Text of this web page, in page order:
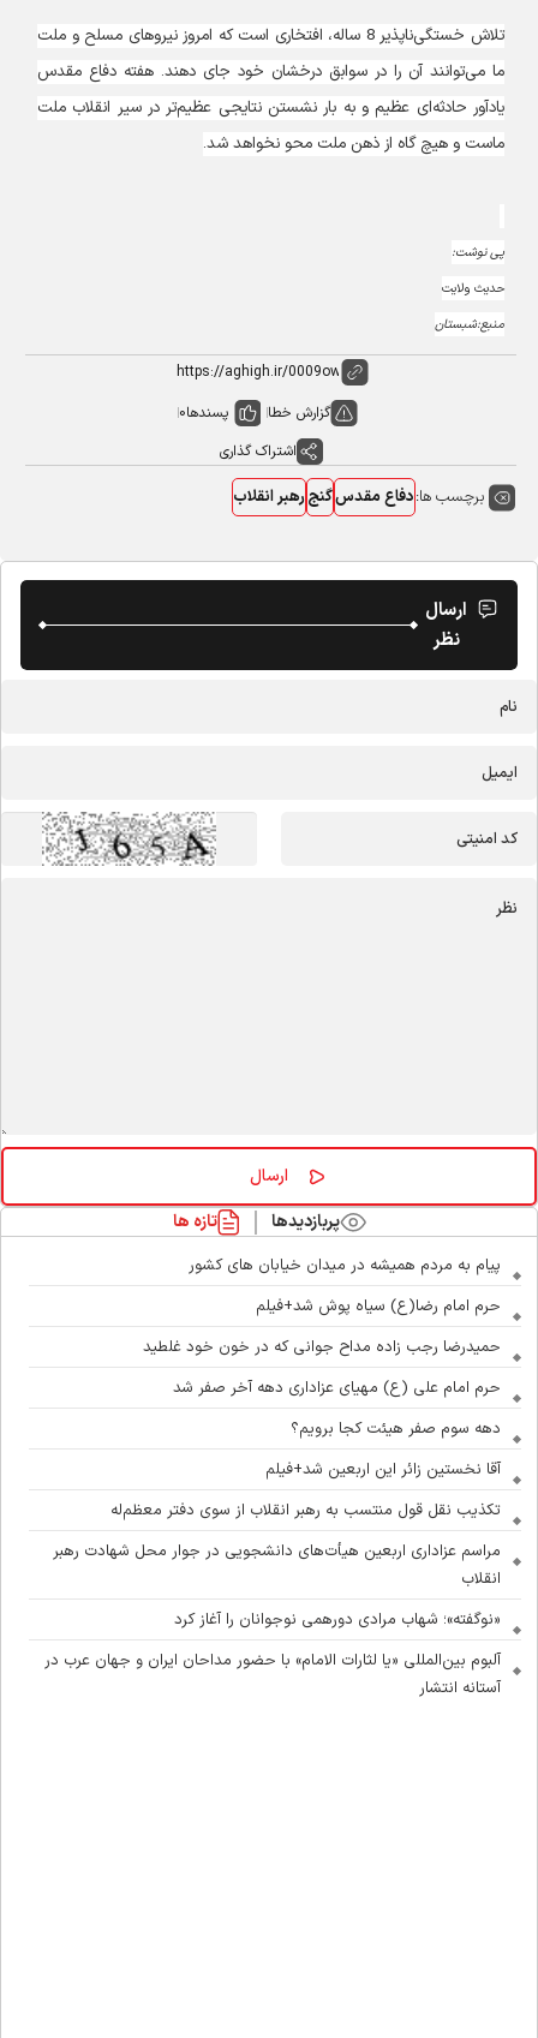
تلاش خستگى‌ناپذير 8 ساله، افتخارى است كه امروز نيروهاى مسلح و ملت
ما مى‌توانند آن را در سوابق درخشان خود جاى دهند. هفته دفاع مقدس
يادآور حادثه‌اى عظيم و به بار نشستن نتايجى عظيم‌تر در سير انقلاب ملت
ماست و هيچ گاه از ذهن ملت محو نخواهد شد.
پی نوشت:
حدیث ولایت
منبع:شبستان
گزارش خطا پسندها0
اشتراک گذاری
برچسب ها:دفاع مقدسگنجرهبر انقلاب
ارسال
نظر
پربازدیدها تازه ها
پیام به مردم همیشه در میدان خیابان های کشور
حرم امام رضا(ع) سیاه پوش شد+فیلم
حمیدرضا رجب زاده مداح جوانی که در خون خود غلطید
حرم امام علی (ع) مهیای عزاداری دهه آخر صفر شد
دهه سوم صفر هیئت کجا برویم؟
آقا نخستین زائر این اربعین شد+فیلم
تکذیب نقل قول منتسب به رهبر انقلاب از سوی دفتر معظم‌له
مراسم عزاداری اربعین هیأت‌های دانشجویی در جوار محل شهادت رهبر
انقلاب
«نوگفته»؛ شهاب مرادی دورهمی نوجوانان را آغاز کرد
آلبوم بین‌المللی «یا لثارات الامام» با حضور مداحان ایران و جهان عرب در
آستانه انتشار